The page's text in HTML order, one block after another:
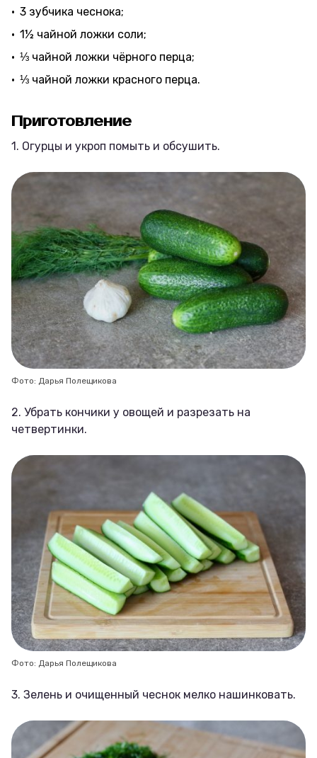
3 зубчика чеснока;
1½ чайной ложки соли;
⅓ чайной ложки чёрного перца;
⅓ чайной ложки красного перца.
Приготовление
1. Огурцы и укроп помыть и обсушить.
Фото: Дарья Полещикова
2. Убрать кончики у овощей и разрезать на
четвертинки.
Фото: Дарья Полещикова
3. Зелень и очищенный чеснок мелко нашинковать.